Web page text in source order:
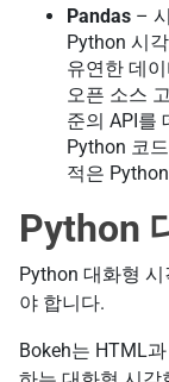
Pandas –
Python 시
유연한 데
오픈 소스
준의 API를
Python 코
적은
Python
Python 대화형
야 합니다.
Bokeh는 HTML